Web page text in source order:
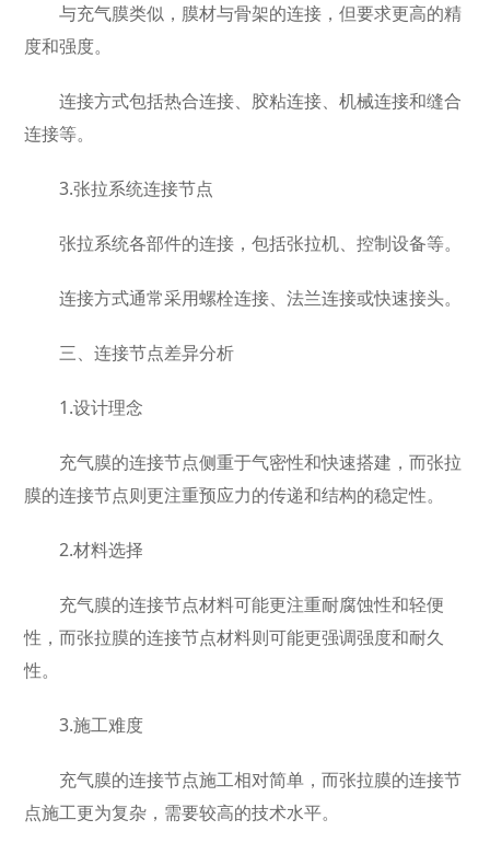
与充气膜类似，膜材与骨架的连接，但要求更高的精
度和强度。
连接方式包括热合连接、胶粘连接、机械连接和缝合
连接等。
3.张拉系统连接节点
张拉系统各部件的连接，包括张拉机、控制设备等。
连接方式通常采用螺栓连接、法兰连接或快速接头。
三、连接节点差异分析
1.设计理念
充气膜的连接节点侧重于气密性和快速搭建，而张拉
膜的连接节点则更注重预应力的传递和结构的稳定性。
2.材料选择
充气膜的连接节点材料可能更注重耐腐蚀性和轻便
性，而张拉膜的连接节点材料则可能更强调强度和耐久
性。
3.施工难度
充气膜的连接节点施工相对简单，而张拉膜的连接节
点施工更为复杂，需要较高的技术水平。